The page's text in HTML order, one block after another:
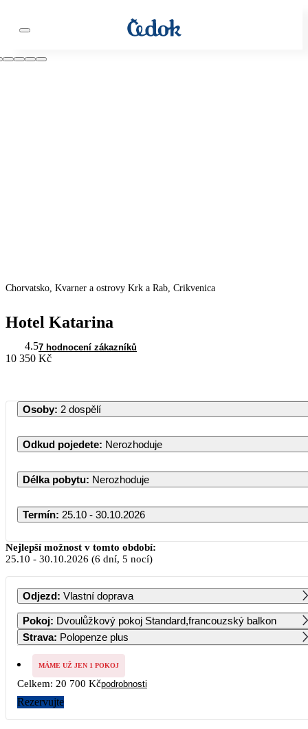
Chorvatsko, Kvarner a ostrovy Krk a Rab, Crikvenica
Hotel Katarina
4.57 hodnocení zákazníků
10 350 Kč
Osoby: 2 dospělí
Odkud pojedete: Nerozhoduje
Délka pobytu: Nerozhoduje
Termín: 25.10 - 30.10.2026
Říjen 2026
PO ÚT ST ČT PÁ SO NE
1 2 3 4
5 6 7 8 9 10 11
12
11 600
13 14
19 20 21 22 23 24 25
Nejlepší možnost v tomto období:
25.10 - 30.10.2026 (6 dní, 5 nocí)
Odjezd: Vlastní doprava
Pokoj: Dvoulůžkový pokoj Standard,francouzský balkon
Strava: Polopenze plus
MÁME UŽ JEN 1 POKOJ
Celkem: 20 700 Kčpodrobnosti
Rezervujte